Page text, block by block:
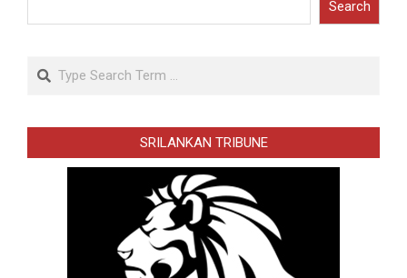
Search
Search
SRILANKAN TRIBUNE